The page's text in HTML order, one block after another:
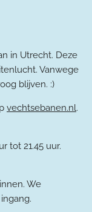
in Utrecht. Deze
Vanwege
blijven. :)
vechtsebanen.nl.
tot 21.45 uur.
We